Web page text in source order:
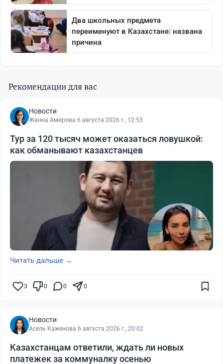
Рекомендации для вас
Новости
Жанна Амирова·6 августа 2026 г., 12:53
Тур за 120 тысяч может оказаться ловушкой:
как обманывают казахстанцев
Читать дальше →
3 0 0 0
Новости
Асель Каженова·6 августа 2026 г., 20:02
Казахстанцам ответили, ждать ли новых
платежек за коммуналку осенью